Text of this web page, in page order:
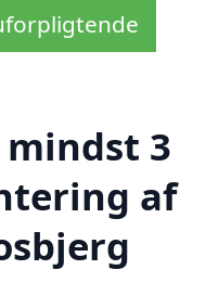
3
af